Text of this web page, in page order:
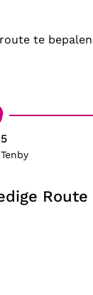
deze reis af in
deze rondreis
scones!
te
Route